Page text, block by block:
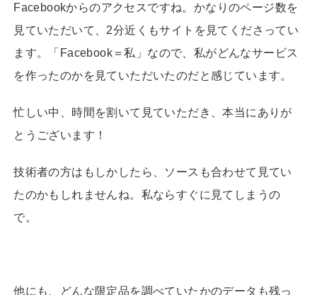
Facebookからのアクセスですね。かなりのページ数を
見ていただいて、2分近くもサイトを見てくださってい
ます。「Facebook＝私」なので、私がどんなサービス
を作ったのかを見ていただいたのだと感じています。
忙しい中、時間を割いて見ていただき、本当にありが
とうございます！
技術者の方はもしかしたら、ソースも合わせて見てい
たのかもしれませんね。私ならすぐに見てしまうの
で。
他にも、どんな限定品を調べていたかのデータも残っ